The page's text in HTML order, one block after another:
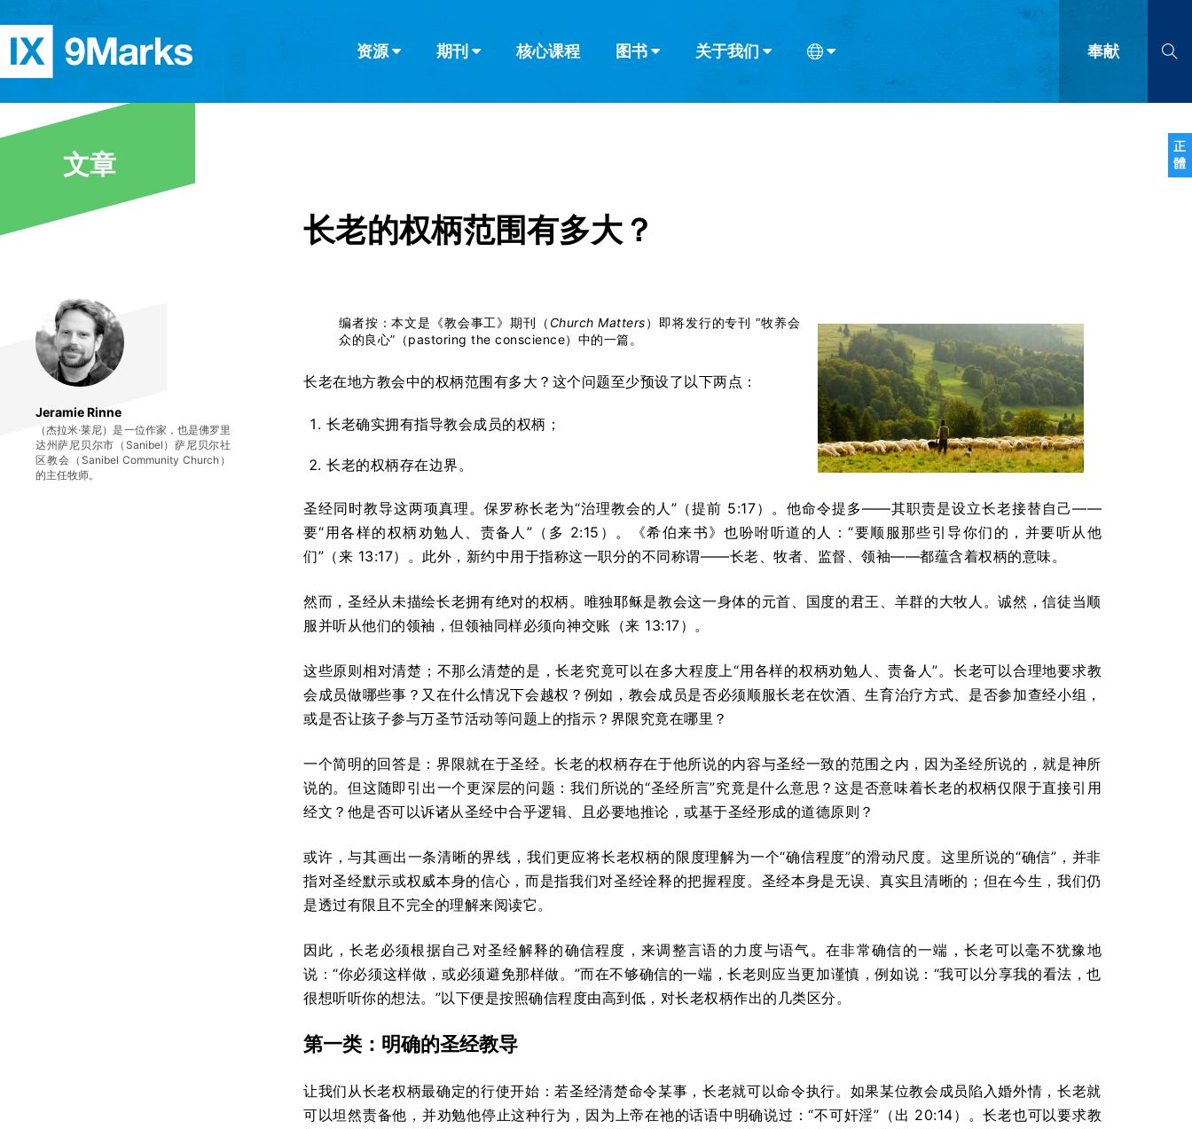
正
體
资源 期刊 核心课程 图书 关于我们 奉献
查看全部
查看全部
简体中文
文章
Jeramie Rinne
（杰拉米·莱尼）是一位作家，也是佛罗里
达州萨尼贝尔市（Sanibel）萨尼贝尔社
区教会（Sanibel Community Church）
的主任牧师。
长老的权柄范围有多大？
编者按：本文是《教会事工》期刊（ Church Matters）即将发行的专刊 “牧养会
众的良心”（pastoring the conscience）中的一篇。
长老在地方教会中的权柄范围有多大？这个问题至少预设了以下两点：
长老确实拥有指导教会成员的权柄；
长老的权柄存在边界。
圣经同时教导这两项真理。保罗称长老为“治理教会的人”（提前 5:17）。他命令提多——其职责是设立长老接替自己——
要“用各样的权柄劝勉人、责备人”（多 2:15）。《希伯来书》也吩咐听道的人：“要顺服那些引导你们的，并要听从他
们”（来 13:17）。此外，新约中用于指称这一职分的不同称谓——长老、牧者、监督、领袖——都蕴含着权柄的意味。
然而，圣经从未描绘长老拥有绝对的权柄。唯独耶稣是教会这一身体的元首、国度的君王、羊群的大牧人。诚然，信徒当顺
服并听从他们的领袖，但领袖同样必须向神交账（来 13:17）。
这些原则相对清楚；不那么清楚的是，长老究竟可以在多大程度上“用各样的权柄劝勉人、责备人”。长老可以合理地要求教
会成员做哪些事？又在什么情况下会越权？例如，教会成员是否必须顺服长老在饮酒、生育治疗方式、是否参加查经小组，
或是否让孩子参与万圣节活动等问题上的指示？界限究竟在哪里？
一个简明的回答是：界限就在于圣经。长老的权柄存在于他所说的内容与圣经一致的范围之内，因为圣经所说的，就是神所
说的。但这随即引出一个更深层的问题：我们所说的“圣经所言”究竟是什么意思？这是否意味着长老的权柄仅限于直接引用
经文？他是否可以诉诸从圣经中合乎逻辑、且必要地推论，或基于圣经形成的道德原则？
或许，与其画出一条清晰的界线，我们更应将长老权柄的限度理解为一个“确信程度”的滑动尺度。这里所说的“确信”，并非
指对圣经默示或权威本身的信心，而是指我们对圣经诠释的把握程度。圣经本身是无误、真实且清晰的；但在今生，我们仍
是透过有限且不完全的理解来阅读它。
因此，长老必须根据自己对圣经解释的确信程度，来调整言语的力度与语气。在非常确信的一端，长老可以毫不犹豫地
说：“你必须这样做，或必须避免那样做。”而在不够确信的一端，长老则应当更加谨慎，例如说：“我可以分享我的看法，也
很想听听你的想法。”以下便是按照确信程度由高到低，对长老权柄作出的几类区分。
第一类：明确的圣经教导
让我们从长老权柄最确定的行使开始：若圣经清楚命令某事，长老就可以命令执行。如果某位教会成员陷入婚外情，长老就
可以坦然责备他，并劝勉他停止这种行为，因为上帝在祂的话语中明确说过：“不可奸淫”（出 20:14）。长老也可以要求教